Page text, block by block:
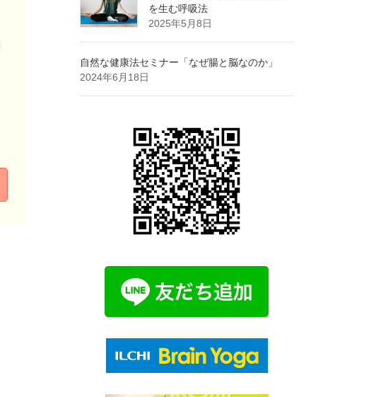
を生む呼吸法
2025年5月8日
自然な健康法セミナー「なぜ腸と脳なのか」
2024年6月18日